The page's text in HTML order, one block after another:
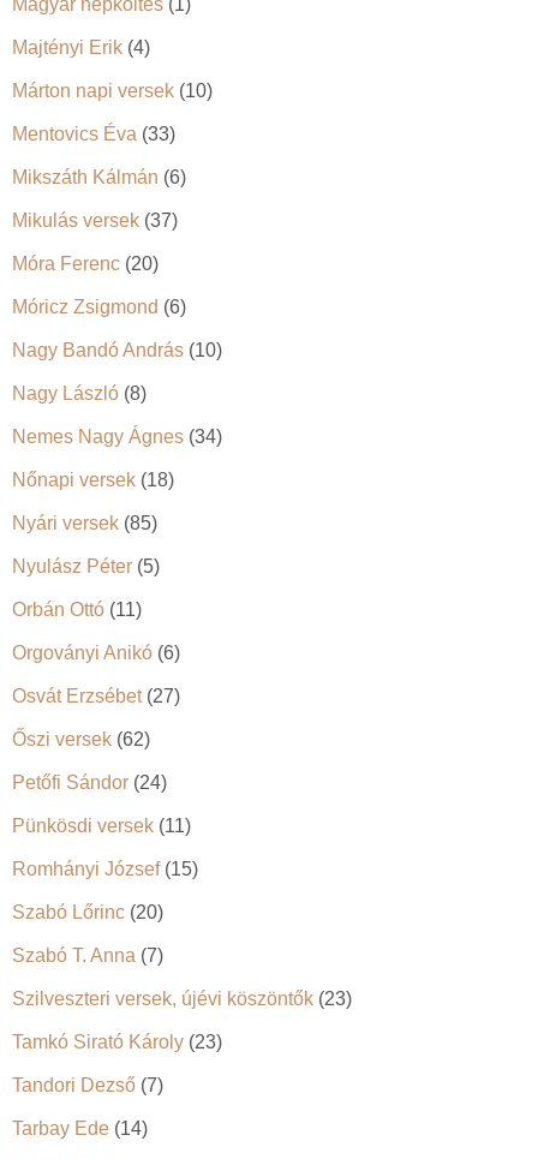
Majtényi Erik (4)
Márton napi versek (10)
Mentovics Éva (33)
Mikszáth Kálmán (6)
Mikulás versek (37)
Móra Ferenc (20)
Móricz Zsigmond (6)
Nagy Bandó András (10)
Nagy László (8)
Nemes Nagy Ágnes (34)
Nőnapi versek (18)
Nyári versek (85)
Nyulász Péter (5)
Orbán Ottó (11)
Orgoványi Anikó (6)
Osvát Erzsébet(27)
Őszi versek (62)
Petőfi Sándor (24)
Pünkösdi versek (11)
Romhányi József(15)
Szabó Lőrinc (20)
Szabó T. Anna (7)
Szilveszteri versek, újévi köszöntők (23)
Tamkó Sirató Károly (23)
Tandori Dezső (7)
Tarbay Ede (14)